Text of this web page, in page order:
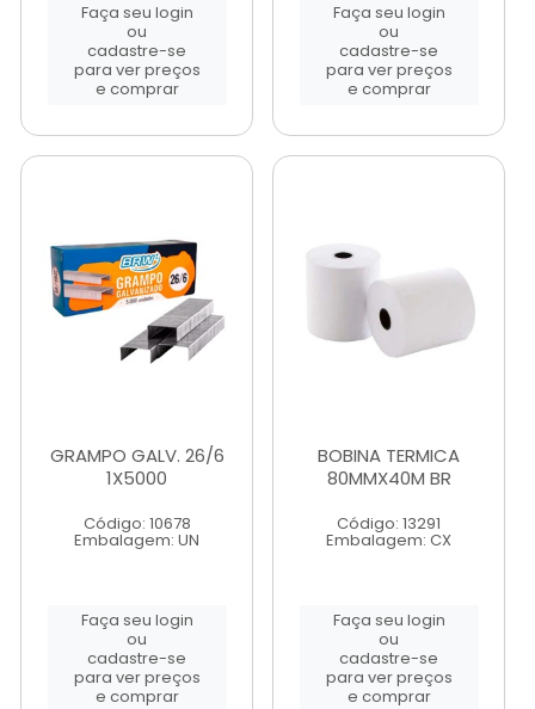
Faça seu login
ou
cadastre-se
para ver preços
e comprar
Faça seu login
ou
cadastre-se
para ver preços
e comprar
GRAMPO GALV. 26/6
1X5000
Código: 10678
Embalagem: UN
Faça seu login
ou
cadastre-se
para ver preços
e comprar
BOBINA TERMICA
80MMX40M BR
Código: 13291
Embalagem: CX
Faça seu login
ou
cadastre-se
para ver preços
e comprar